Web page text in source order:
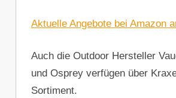
Aktuelle Angebote bei Amazon
Auch die Outdoor Hersteller
und Osprey verfügen über
Sortiment.